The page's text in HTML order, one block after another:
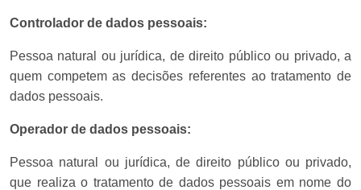
Controlador de dados pessoais:
Pessoa natural ou jurídica, de direito público ou privado, a
quem competem as decisões referentes ao tratamento de
dados pessoais.
Operador de dados pessoais:
Pessoa natural ou jurídica, de direito público ou privado,
que realiza o tratamento de dados pessoais em nome do